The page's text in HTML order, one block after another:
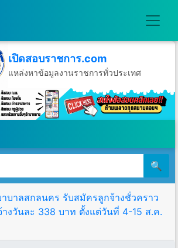
เปิดสอบราชการ.com
แหล่งหาข้อมูลงานราชการทั่วประเทศ
จันทร์ที่ 10 เดือนสิงหาคม พ.ศ.2569
🔍
าบาลสกลนคร รับสมัครลูกจ้างชั่วคราว
างวันละ 338 บาท ตั้งแต่วันที่ 4-15 ส.ค.